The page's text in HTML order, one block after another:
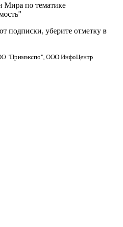
Мира по тематике
подписки, уберите отметку в
"Примэкспо", ООО ИнфоЦентр